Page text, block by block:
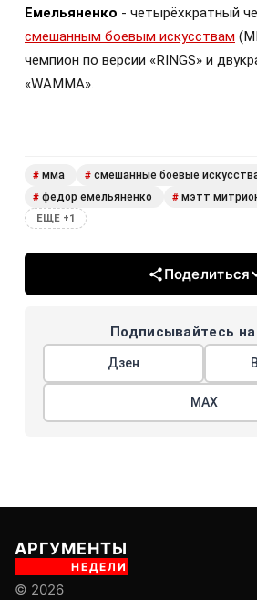
Емельяненко - четырёхкратный
смешанным боевым искусствам
чемпион по версии «RINGS» и
«WAMMA».
# мма # смешанные боевые
# федор емельяненко # мэтт
ЕЩЕ +1
Поделиться
Подписывайтесь
Дзен
МАХ
АРГУМЕНТЫ
НЕДЕЛИ
© 2026